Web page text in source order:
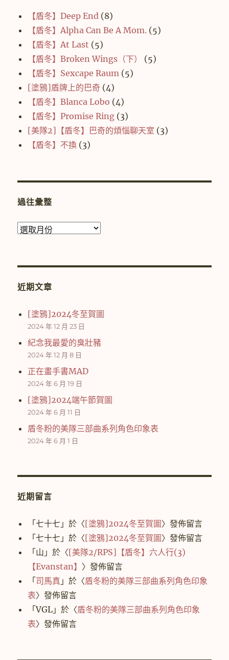
【盾冬】Deep End (8)
【盾冬】Alpha Can Be A Mom. (5)
【盾冬】At Last (5)
【盾冬】Broken Wings（下）
(5)
【盾冬】Sexcape Raum (5)
[塗鴉]盾牌上的巴奇 (4)
【盾冬】Blanca Lobo (4)
【盾冬】Promise Ring (3)
[美隊2]【盾冬】巴奇的煩惱聊天室 (3)
【盾冬】不換 (3)
過往彙整
過
近期文章
[塗鴉]2024冬至賀圖
2024 年 12 月 23 日
紀念我最愛的臭壯豬
2024 年 12 月 8 日
正在畫手書MAD
2024 年 6 月 19 日
[塗鴉]2024端午節賀圖
2024 年 6 月 11 日
盾冬粉的美隊三部曲系列角色印象表
2024 年 6 月 1 日
近期留言
「七十七 」於〈[塗鴉]2024冬至賀圖〉發佈留言
「七十七 」於〈[塗鴉]2024冬至賀圖〉發佈留言
「山 」於〈[美隊2/RPS]【盾冬】六人行(3)
【Evanstan】 〉發佈留言
「司馬真 」於〈盾冬粉的美隊三部曲系列角色印象
表〉發佈留言
「VGL 」於〈盾冬粉的美隊三部曲系列角色印象
表〉發佈留言